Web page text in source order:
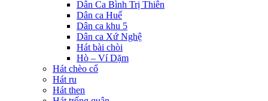
Dân Ca Bình Trị Thiên
Dân ca Huế
Dân ca khu 5
Dân ca Xứ Nghệ
Hát bài chòi
Hò – Ví Dặm
Hát chèo cổ
Hát ru
Hát then